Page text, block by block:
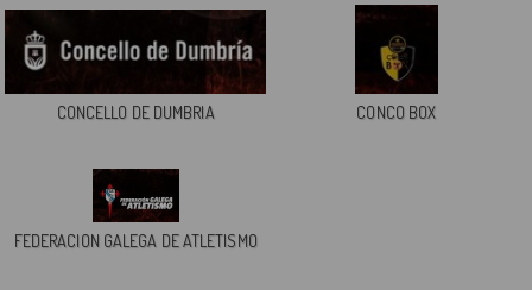
CONCELLO DE DUMBRIA CONCO BOX
FEDERACION GALEGA DE ATLETISMO